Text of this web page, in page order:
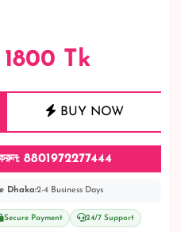
1800 Tk
BUY NOW
করুন: 8801972277444
Dhaka:2-4 Business Days
Secure Payment 24/7 Support